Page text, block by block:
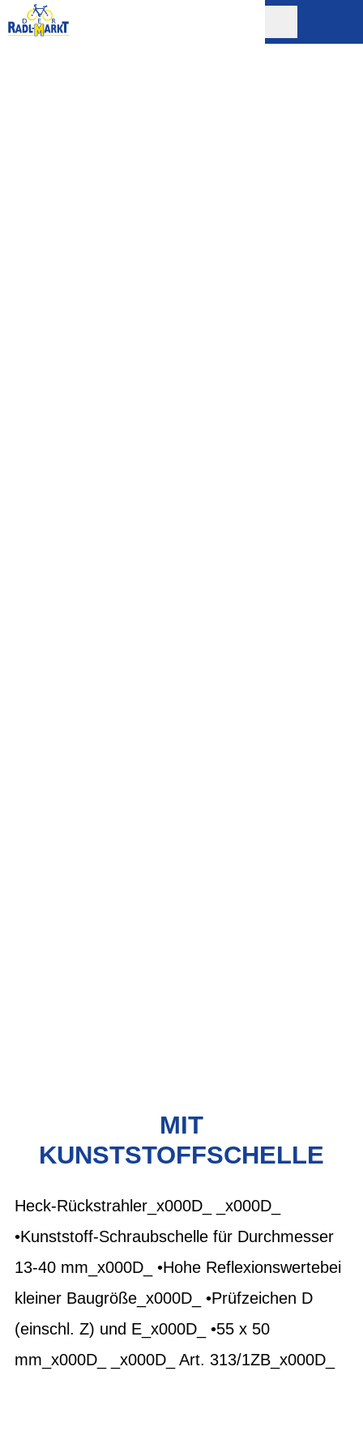
MIT
KUNSTSTOFFSCHELLE
Heck-Rückstrahler_x000D_ _x000D_
•Kunststoff-Schraubschelle für Durchmesser
13-40 mm_x000D_ •Hohe Reflexionswertebei
kleiner Baugröße_x000D_ •Prüfzeichen D
(einschl. Z) und E_x000D_ •55 x 50
mm_x000D_ _x000D_ Art. 313/1ZB_x000D_